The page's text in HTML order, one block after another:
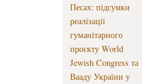
Песах: підсумки
реалізації
гуманітарного
проєкту World
Jewish Congress та
Вааду України у